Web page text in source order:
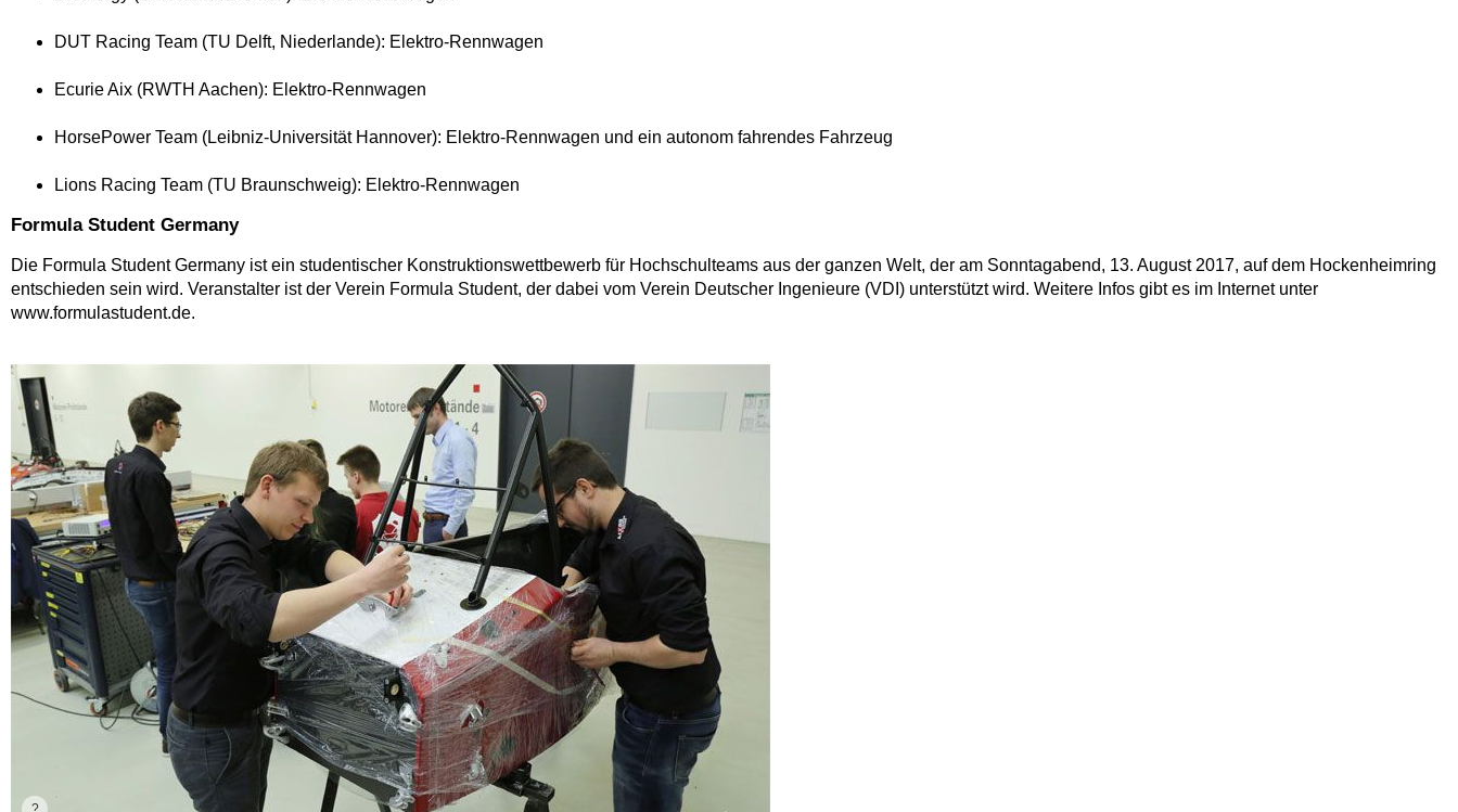
DUT Racing Team (TU Delft, Niederlande): Elektro-Rennwagen
Ecurie Aix (RWTH Aachen): Elektro-Rennwagen
HorsePower Team (Leibniz-Universität Hannover): Elektro-Rennwagen und ein autonom fahrendes Fahrzeug
Lions Racing Team (TU Braunschweig): Elektro-Rennwagen
Formula Student Germany
Die Formula Student Germany ist ein studentischer Kons­truktions­wett­bewerb für Hochschulteams aus der ganzen Welt, der am Sonntagabend, 13. August 2017, auf dem Hockenheimring
entschieden sein wird. Veranstalter ist der Verein Formula Student, der dabei vom Verein Deutscher Ingenieure (VDI) unterstützt wird. Weitere Infos gibt es im Internet unter
www.formulastudent.de.